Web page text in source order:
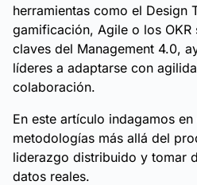
herramientas como el Design
gamificación, Agile o los OKR
claves del Management 4.0,
líderes a adaptarse con
colaboración.
En este artículo indagamos
metodologías más allá del
liderazgo distribuido y tomar
datos reales.